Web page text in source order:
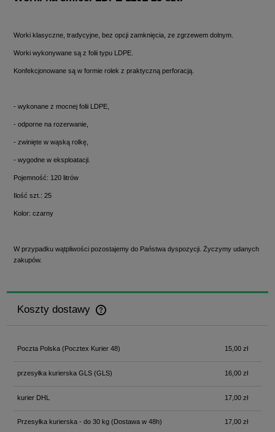
Worki klasyczne, tradycyjne, bez opcji zamknięcia, ze zgrzewem dolnym.
Worki wykonywane są z folii typu LDPE.
Konfekcjonowane są w formie rolek z praktyczną perforacją.
- wykonane z mocnej folii LDPE,
- odporne na rozerwanie,
- zwinięte w wąską rolkę,
- wygodne w eksploatacji.
Pojemność: 120 litrów
Ilość szt.: 25
Kolor: czarny
W przypadku wątpliwości pozostajemy do Państwa dyspozycji. Życzymy udanych
zakupów.
Koszty dostawy
Cena nie zawiera ewentualnych kosztów płatności
Poczta Polska(Pocztex Kurier 48) 15,00 zł
przesyłka kurierska GLS(GLS) 16,00 zł
kurier DHL 17,00 zł
Przesyłka kurierska - do 30 kg(Dostawa w 48h) 17,00 zł